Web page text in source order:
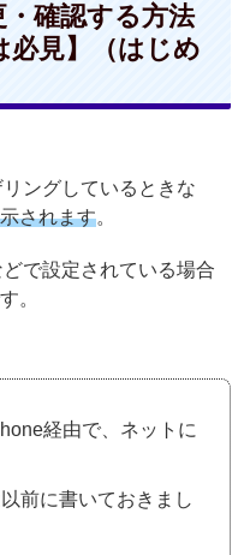
確認する方法
必見】（はじめ
ングしているときな
されます。
で設定されている場合
。
経由で、ネットに
前に書いておきまし